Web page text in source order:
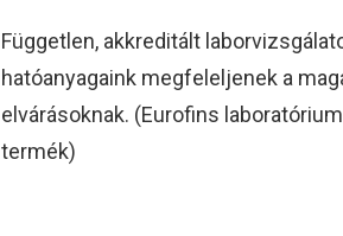
Független, akkreditált
hatóanyagaink megfeleljenek a
elvárásoknak. (Eurofins
termék)